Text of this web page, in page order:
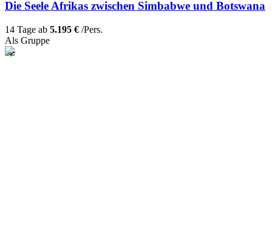
Die Seele Afrikas zwischen Simbabwe und Botswana
14 Tage ab 5.195 € /Pers.
Als Gruppe